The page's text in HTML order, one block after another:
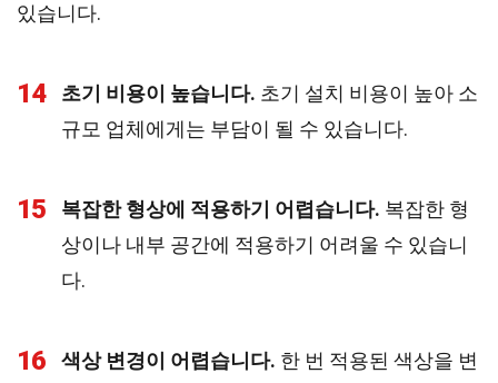
있습니다.
14 초기 비용이 높습니다. 초기 설치 비용이 높아 소
규모 업체에게는 부담이 될 수 있습니다.
15 복잡한 형상에 적용하기 어렵습니다. 복잡한 형
상이나 내부 공간에 적용하기 어려울 수 있습니
다.
16 색상 변경이 어렵습니다. 한 번 적용된 색상을 변